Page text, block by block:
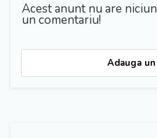
Acest anunt nu are
un comentariu!
Adauga